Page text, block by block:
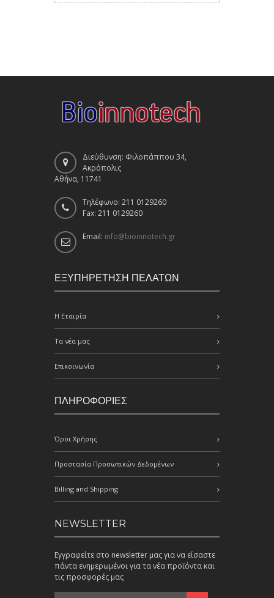
Διεύθυνση: Φιλοπάππου 34,
Ακρόπολις
Αθήνα, 11741
Τηλέφωνο: 211 0129260
Fax: 211 0129260
Email: info@bioinnotech.gr
ΕΞΥΠΗΡΕΤΗΣΗ ΠΕΛΑΤΩΝ
Η Εταιρία
Τα νέα μας
Επικοινωνία
ΠΛΗΡΟΦΟΡΙΕΣ
Όροι Χρήσης
Προστασία Προσωπικών Δεδομένων
Billing and Shipping
NEWSLETTER
Εγγραφείτε στο newsletter μας για να είσαστε
πάντα ενημερωμένοι για τα νέα προϊόντα και
τις προσφορές μας